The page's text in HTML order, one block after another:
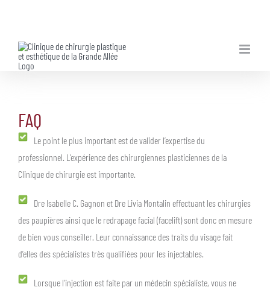
content
FAQ
Le point le plus important est de valider l’expertise du
professionnel. L’expérience des chirurgiennes plasticiennes de la
Clinique de chirurgie est importante.
Dre Isabelle C. Gagnon et Dre Livia Montalin effectuant les chirurgies
des paupières ainsi que le redrapage facial (facelift) sont donc en mesure
de bien vous conseiller. Leur connaissance des traits du visage fait
d’elles des spécialistes très qualifiées pour les injectables.
Lorsque l’injection est faite par un médecin spécialiste, vous ne